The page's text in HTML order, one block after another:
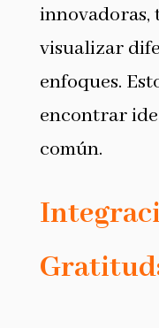
innovadoras,
visualizar
enfoques.
encontrar
común.